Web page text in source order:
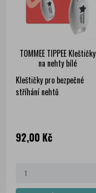
TOMMEE TIPPEE Kleštičky
na nehty bílé
Kleštičky pro bezpečné
stříhání nehtů
Cena
92,00 Kč